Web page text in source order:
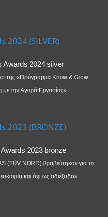
2024 (SILVER)
της «Πρόγραμμα Know & Grow:
την Αγορά Εργασίας».
2023 (BRONZE)
(TÜV NORD) βραβεύτηκαν για το
και όχι ως αδιέξοδο».